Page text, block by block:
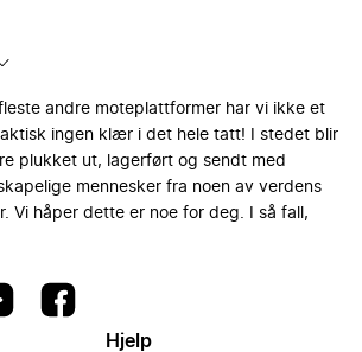
andre moteplattformer har vi ikke et
ingen klær i det hele tatt! I stedet blir
plukket ut, lagerført og sendt med
mennesker fra noen av verdens
Vi håper dette er noe for deg. I så fall,
Hjelp